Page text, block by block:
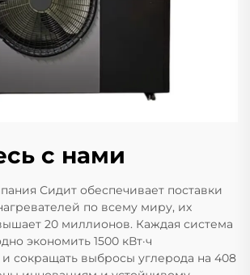
с нами
Сидит обеспечивает поставки
по всему миру, их
20 миллионов. Каждая система
экономить 1500 кВт·ч
сокращать выбросы углерода на 408